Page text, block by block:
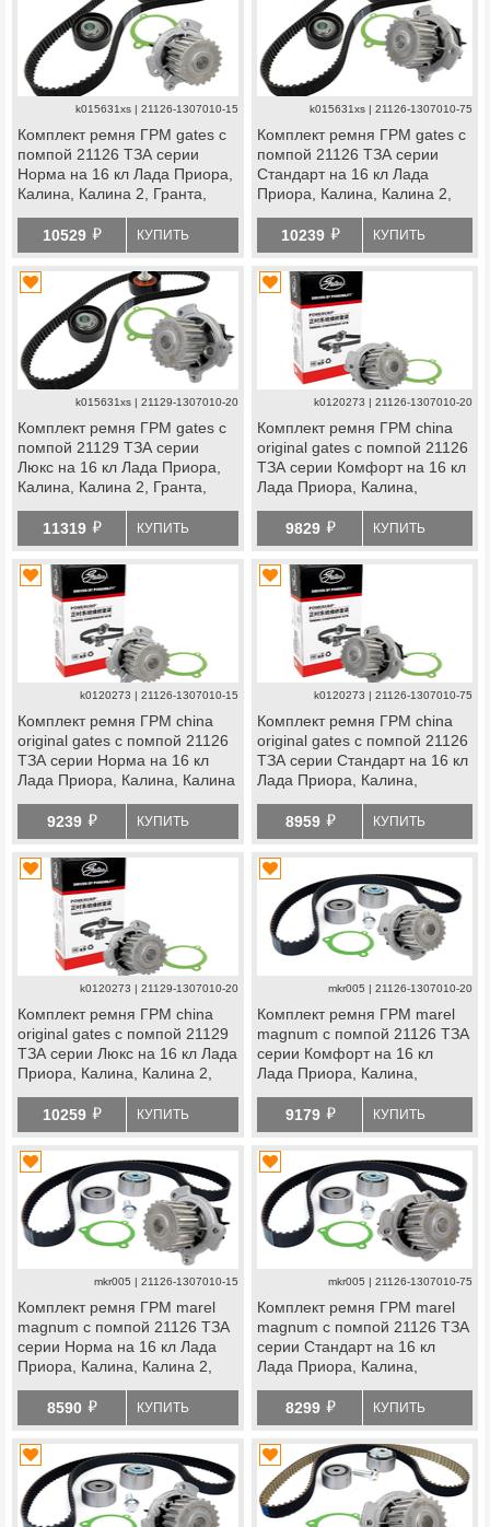
k015631xs | 21126-1307010-15
Комплект ремня ГРМ gates с
помпой 21126 ТЗА серии
Норма на 16 кл Лада Приора,
Калина, Калина 2, Гранта,
Веста, Икс Рей, datsun
10529 й КУПИТЬ
k015631xs | 21126-1307010-75
Комплект ремня ГРМ gates с
помпой 21126 ТЗА серии
Стандарт на 16 кл Лада
Приора, Калина, Калина 2,
Ларгус fl, Веста, Икс
Рей, datsun
10239 й КУПИТЬ
k015631xs | 21129-1307010-20
Комплект ремня ГРМ gates с
помпой 21129 ТЗА серии
Люкс на 16 кл Лада Приора,
Калина, Калина 2, Гранта,
Веста, Икс Рей, datsun
11319 й КУПИТЬ
k0120273 | 21126-1307010-20
Комплект ремня ГРМ china
original gates с помпой 21126
ТЗА серии Комфорт на 16 кл
Лада Приора, Калина,
Ларгус, Ларгус fl, Веста, Икс
Рей, datsun
9829 й КУПИТЬ
k0120273 | 21126-1307010-15
Комплект ремня ГРМ china
original gates с помпой 21126
ТЗА серии Норма на 16 кл
Лада Приора, Калина, Калина
Ларгус fl, Веста, Икс
Рей, datsun
9239 й КУПИТЬ
k0120273 | 21126-1307010-75
Комплект ремня ГРМ china
original gates с помпой 21126
ТЗА серии Стандарт на 16 кл
Лада Приора, Калина,
Ларгус, Ларгус fl, Веста, Икс
Рей, datsun
8959 й КУПИТЬ
k0120273 | 21129-1307010-20
Комплект ремня ГРМ china
original gates с помпой 21129
ТЗА серии Люкс на 16 кл Лада
Приора, Калина, Калина 2,
Ларгус fl, Веста, Икс
Рей, datsun
10259 й КУПИТЬ
mkr005 | 21126-1307010-20
Комплект ремня ГРМ marel
magnum с помпой 21126 ТЗА
серии Комфорт на 16 кл
Лада Приора, Калина,
Ларгус, Ларгус fl, Веста, Икс
Рей, datsun
9179 й КУПИТЬ
mkr005 | 21126-1307010-15
Комплект ремня ГРМ marel
magnum с помпой 21126 ТЗА
серии Норма на 16 кл Лада
Приора, Калина, Калина 2,
Ларгус fl, Веста, Икс
Рей, datsun
8590 й КУПИТЬ
mkr005 | 21126-1307010-75
Комплект ремня ГРМ marel
magnum с помпой 21126 ТЗА
серии Стандарт на 16 кл
Лада Приора, Калина,
Ларгус, Ларгус fl, Веста, Икс
Рей, datsun
8299 й КУПИТЬ